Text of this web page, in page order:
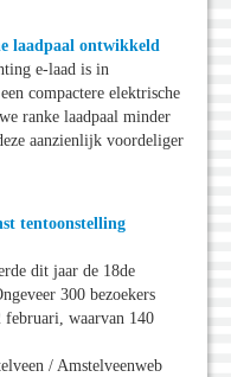
laadpaal ontwikkeld
e-laad is in
compactere elektrische
ranke laadpaal minder
aanzienlijk voordeliger
tentoonstelling
dit jaar de 18de
300 bezoekers
februari, waarvan 140
/ Amstelveenweb